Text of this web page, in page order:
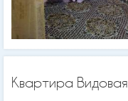
Квартира Видовая